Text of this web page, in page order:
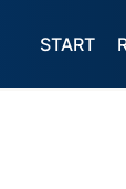
START